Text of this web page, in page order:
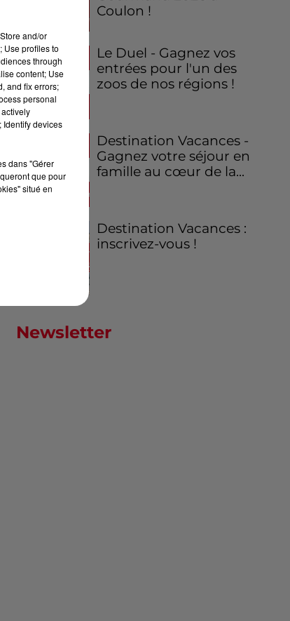
Coulon !
Le Duel - Gagnez vos
entrées pour l'un des
zoos de nos régions !
Destination Vacances -
Gagnez votre séjour en
famille au cœur de la...
Destination Vacances :
inscrivez-vous !
Newsletter
and/or
Use profiles to
through
content; Use
and fix errors;
personal
Identify devices
dans "Gérer
que pour
situé en